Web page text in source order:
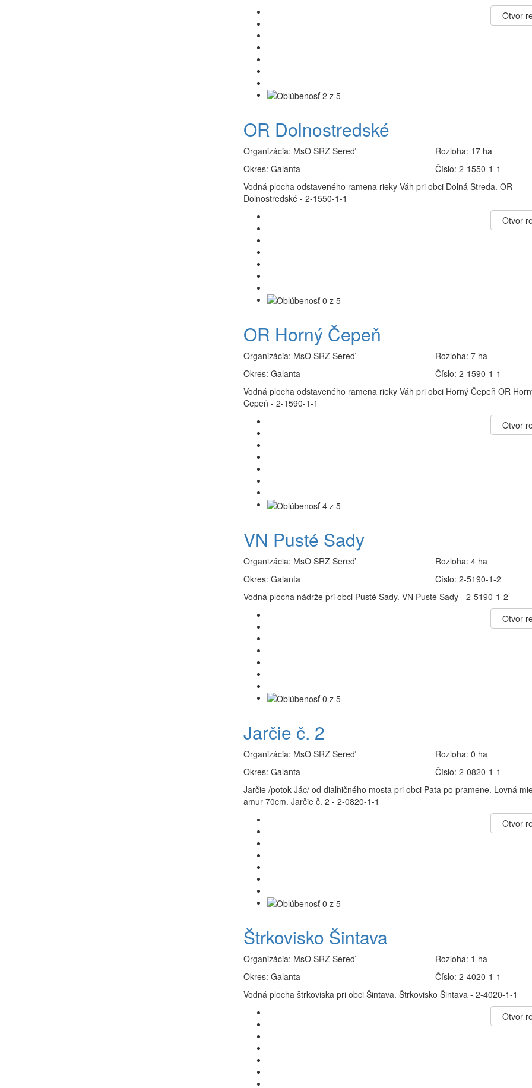
Otvor
OR Dolnostredské
Organizácia: MsO SRZ Sereď
Okres: Galanta
Rozloha: 17 ha
Číslo:2-1550-1-1
Vodná plocha odstaveného ramena rieky Váh pri obci Dolná Streda. OR
Dolnostredské - 2-1550-1-1
Otvor
OR Horný Čepeň
Organizácia: MsO SRZ Sereď
Okres: Galanta
Rozloha:7 ha
Číslo:2-1590-1-1
Vodná plocha odstaveného ramena rieky Váh pri obci Horný Čepeň OR
Čepeň - 2-1590-1-1
Otvor
VN Pusté Sady
Organizácia: MsO SRZ Sereď
Okres: Galanta
Rozloha:4 ha
Číslo:2-5190-1-2
Vodná plocha nádrže pri obci Pusté Sady. VN Pusté Sady - 2-5190-1-2
Otvor
Jarčie č. 2
Organizácia: MsO SRZ Sereď
Okres: Galanta
Rozloha:0 ha
Číslo:2-0820-1-1
Jarčie /potok Jác/ od diaľničného mosta pri obci Pata po pramene. Lovná
amur 70cm. Jarčie č. 2 - 2-0820-1-1
Otvor
Štrkovisko Šintava
Organizácia: MsO SRZ Sereď
Okres: Galanta
Rozloha: 1 ha
Číslo:2-4020-1-1
Vodná plocha štrkoviska pri obci Šintava. Štrkovisko Šintava - 2-4020-1-1
Otvor